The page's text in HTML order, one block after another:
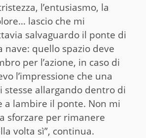
l’entusiasmo, la
lascio che mi
salvaguardo il ponte di
nave: quello spazio deve
per l’azione, in caso di
l’impressione che una
stesse allargando dentro di
a lambire il ponte. Non mi
sforzare per rimanere
volta sì”, continua.